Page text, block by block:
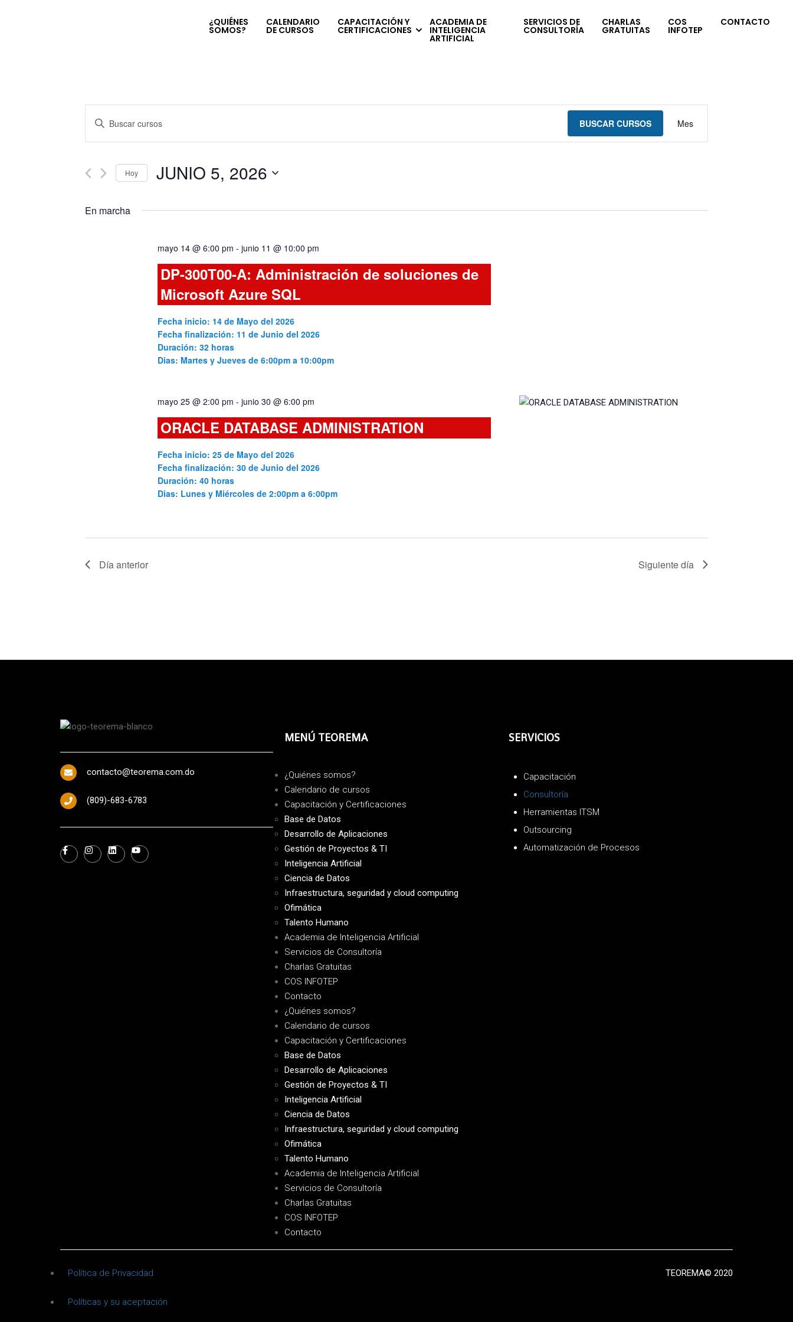
¿QUIÉNES
SOMOS?
CALENDARIO
DE CURSOS
CAPACITACIÓN Y
CERTIFICACIONES
ACADEMIA DE
INTELIGENCIA
ARTIFICIAL
SERVICIOS DE
CONSULTORÍA
CHARLAS
GRATUITAS
COS
INFOTEP
CONTACTO
Navegación
de
búsqueda
y
Introduce
Busca
para
BUSCAR CURSOS Mes
Hoy JUNIO 5, 2026
En marcha
mayo 14 @ 6:00 pm - junio 11 @ 10:00 pm
DP-300T00-A: Administración de soluciones de
Microsoft Azure SQL
Fecha inicio: 14 de Mayo del 2026
Fecha finalización: 11 de Junio del 2026
Duración: 32 horas
Dias: Martes y Jueves de 6:00pm a 10:00pm
mayo 25 @ 2:00 pm - junio 30 @ 6:00 pm
ORACLE DATABASE ADMINISTRATION
Fecha inicio: 25 de Mayo del 2026
Fecha finalización: 30 de Junio del 2026
Duración: 40 horas
Dias: Lunes y Miércoles de 2:00pm a 6:00pm
Día anterior Siguiente día
contacto@teorema.com.do
(809)-683-6783
MENÚ TEOREMA
¿Quiénes somos?
Calendario de cursos
Capacitación y Certificaciones
Base de Datos
Desarrollo de Aplicaciones
Gestión de Proyectos & TI
Inteligencia Artificial
Ciencia de Datos
Infraestructura, seguridad y cloud computing
Ofimática
Talento Humano
Academia de Inteligencia Artificial
Servicios de Consultoría
Charlas Gratuitas
COS INFOTEP
Contacto
¿Quiénes somos?
Calendario de cursos
Capacitación y Certificaciones
Base de Datos
Desarrollo de Aplicaciones
Gestión de Proyectos & TI
Inteligencia Artificial
Ciencia de Datos
Infraestructura, seguridad y cloud computing
Ofimática
Talento Humano
Academia de Inteligencia Artificial
Servicios de Consultoría
Charlas Gratuitas
COS INFOTEP
Contacto
SERVICIOS
Capacitación
Consultoría
Herramientas ITSM
Outsourcing
Automatización de Procesos
Política de Privacidad
Políticas y su aceptación
TEOREMA© 2020